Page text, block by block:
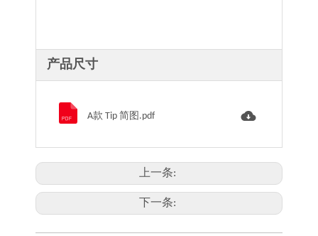
产品尺寸
A款 Tip 简图.pdf
上一条:
下一条: